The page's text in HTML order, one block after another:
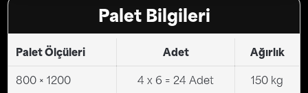
Palet Bilgileri
Palet Ölçüleri Adet Ağırlık
800 × 1200 4 x 6 = 24 Adet 150 kg